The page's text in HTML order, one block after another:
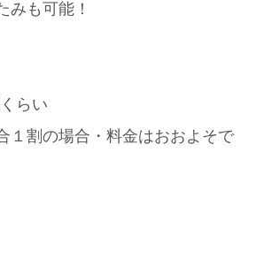
みも可能！
らい
１割の場合・料金はおおよそで